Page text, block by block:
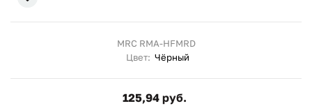
MRC RMA-HFMRD
Цвет: Чёрный
125,94 руб.